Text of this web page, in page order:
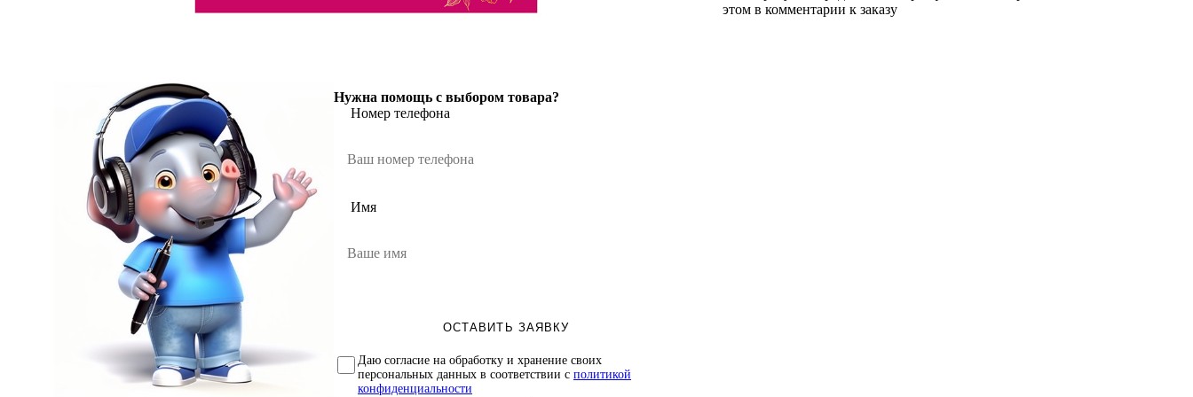
Нужна помощь с выбором товара?
Номер телефона
Имя
ОСТАВИТЬ ЗАЯВКУ
Даю согласие на обработку и хранение своих
персональных данных в соответствии с политикой
конфиденциальности
этом в комментарии к заказу